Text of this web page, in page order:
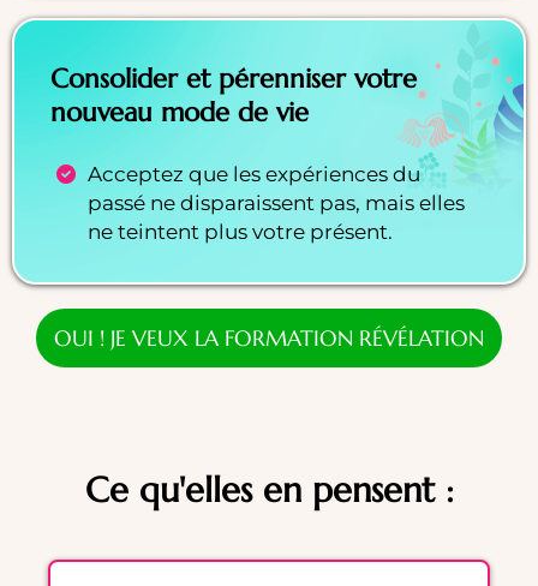
Consolider et pérenniser votre
nouveau mode de vie
Acceptez que les expériences du
passé ne disparaissent pas, mais elles
ne teintent plus votre présent.
OUI ! JE VEUX LA FORMATION RÉVÉLATION
Ce qu'elles en pensent :